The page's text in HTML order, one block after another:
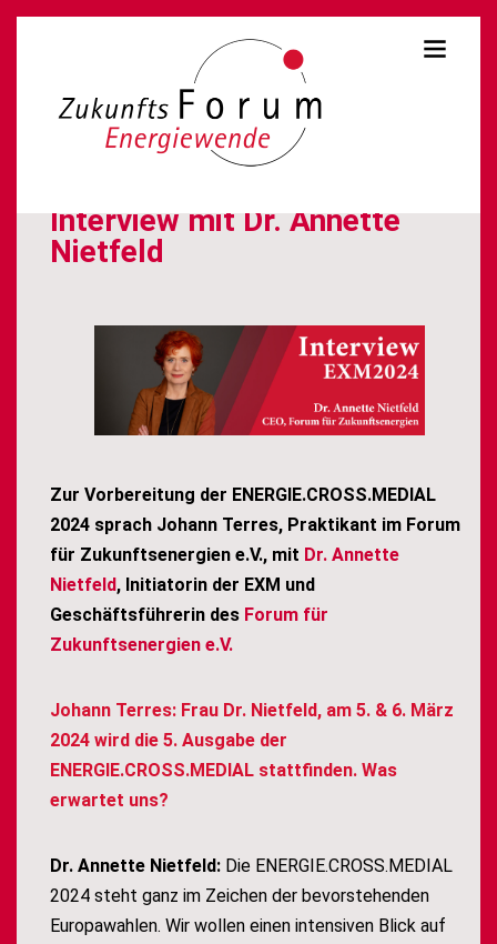
Interview mit Dr. Annette
Nietfeld
Zur Vorbereitung der ENERGIE.CROSS.MEDIAL
2024 sprach Johann Terres, Praktikant im Forum
für Zukunftsenergien e.V., mit Dr. Annette
Nietfeld, Initiatorin der EXM und
Geschäftsführerin des Forum für
Zukunftsenergien e.V.
Johann Terres: Frau Dr. Nietfeld, am 5. & 6. März
2024 wird die 5. Ausgabe der
ENERGIE.CROSS.MEDIAL stattfinden. Was
erwartet uns?
Dr. Annette Nietfeld: Die ENERGIE.CROSS.MEDIAL
2024 steht ganz im Zeichen der bevorstehenden
Europawahlen. Wir wollen einen intensiven Blick auf